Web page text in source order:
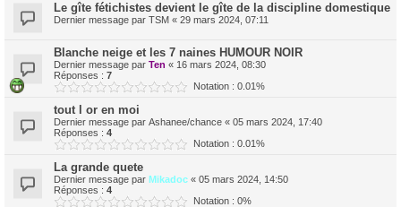
Le gîte fétichistes devient le gîte de la discipline domestique
Dernier message par TSM « 29 mars 2024, 07:11
Blanche neige et les 7 naines HUMOUR NOIR
Dernier message par Ten « 16 mars 2024, 08:30
Réponses : 7
Notation : 0.01%
tout l or en moi
Dernier message par Ashanee/chance « 05 mars 2024, 17:40
Réponses : 4
Notation : 0.01%
La grande quete
Dernier message par Mikadoc « 05 mars 2024, 14:50
Réponses : 4
Notation : 0%